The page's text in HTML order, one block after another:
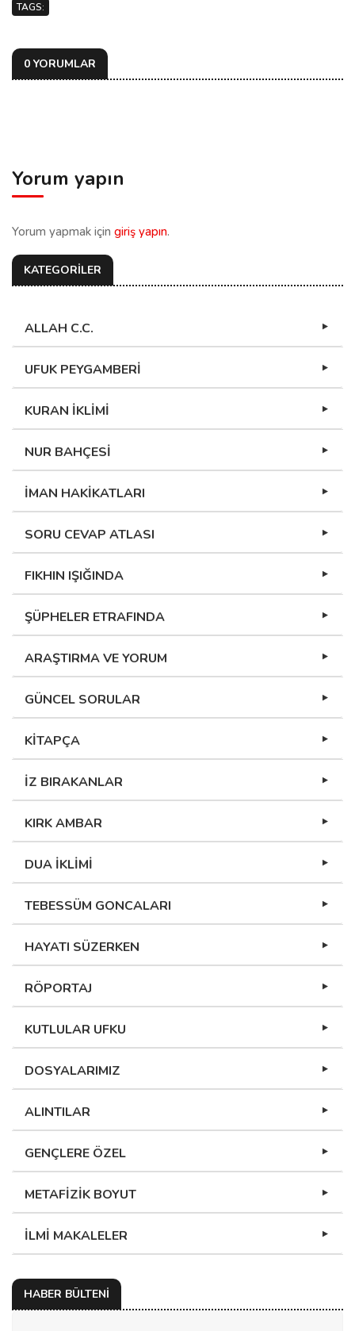
TAGS:
0 YORUMLAR
Yorum yapın
Yorum yapmak için giriş yapın.
KATEGORİLER
ALLAH C.C.
UFUK PEYGAMBERİ
KURAN İKLİMİ
NUR BAHÇESİ
İMAN HAKİKATLARI
SORU CEVAP ATLASI
FIKHIN IŞIĞINDA
ŞÜPHELER ETRAFINDA
ARAŞTIRMA VE YORUM
GÜNCEL SORULAR
KİTAPÇA
İZ BIRAKANLAR
KIRK AMBAR
DUA İKLİMİ
TEBESSÜM GONCALARI
HAYATI SÜZERKEN
RÖPORTAJ
KUTLULAR UFKU
DOSYALARIMIZ
ALINTILAR
GENÇLERE ÖZEL
METAFİZİK BOYUT
İLMİ MAKALELER
HABER BÜLTENİ